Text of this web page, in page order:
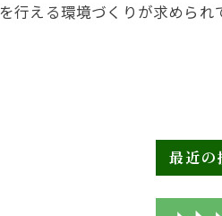
える環境づくりが求められ
最近の